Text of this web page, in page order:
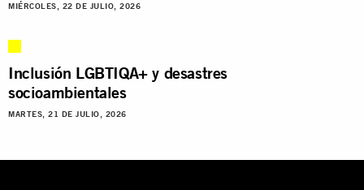
MIÉRCOLES, 22 DE JULIO, 2026
Inclusión LGBTIQA+ y desastres
socioambientales
MARTES, 21 DE JULIO, 2026